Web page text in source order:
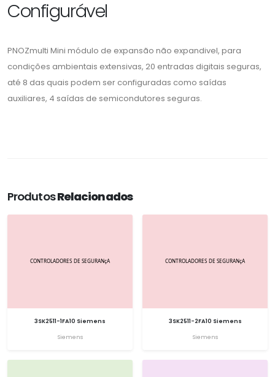
Configurável
PNOZmulti Mini módulo de expansão não expandivel, para
condições ambientais extensivas, 20 entradas digitais seguras,
até 8 das quais podem ser configuradas como saídas
auxiliares, 4 saídas de semicondutores seguras.
ProdutosRelacionados
3SK2511-1FA10 Siemens
Siemens
3SK2511-2FA10 Siemens
Siemens